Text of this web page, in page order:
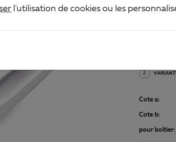
l'utilisation de cookies ou les Art.-No.
Matériau/
2
Cote a:
Cote b:
pour boîtier: